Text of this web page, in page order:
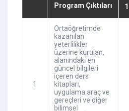
Program Çıktıları
1
1
Ortaöğretimde
kazanılan
yeterlilikler
üzerine kurulan,
alanındaki en
güncel bilgileri
içeren ders
kitapları,
uygulama araç ve
gereçleri ve diğer
bilimsel